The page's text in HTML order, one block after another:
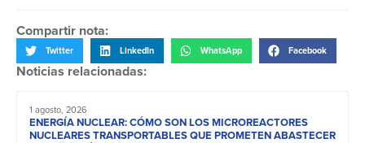
Compartir nota:
Twitter LinkedIn WhatsApp Facebook
Noticias relacionadas:
1 agosto, 2026
ENERGÍA NUCLEAR: CÓMO SON LOS MICROREACTORES
NUCLEARES TRANSPORTABLES QUE PROMETEN ABASTECER